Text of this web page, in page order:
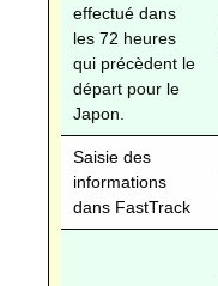
effectué dans
les 72 heures
qui précèdent le
départ pour le
Japon.
Saisie des
informations
dans FastTrack